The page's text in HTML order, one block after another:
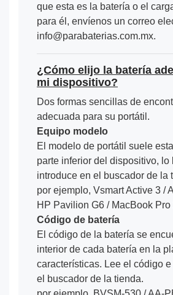
que esta es la batería o el
para él, envíenos un correo
info@parabaterias.com.mx.
¿Cómo elijo la batería
mi dispositivo?
Dos formas sencillas de
adecuada para su portátil.
Equipo modelo
El modelo de portátil suele
parte inferior del dispositivo, lo
introduce en el buscador de la
por ejemplo, Vsmart Active 3 /
HP Pavilion G6 / MacBook Pro
Código de batería
El código de la batería se
interior de cada batería en la
características. Lee el código
el buscador de la tienda.